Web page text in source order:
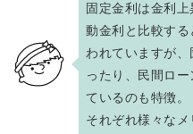
固定金利は金利
動⾦利と⽐較す
われていますが
ったり、民間ロ
ているのも特徴。
それぞれ様々な